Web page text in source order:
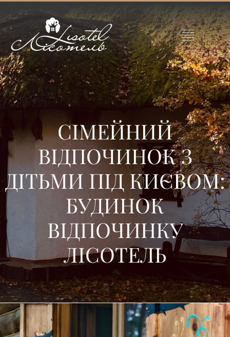
СІМЕЙНИЙ
ВІДПОЧИНОК З
ДІТЬМИ ПІД КИЄВОМ:
БУДИНОК
ВІДПОЧИНКУ
ЛІСОТЕЛЬ